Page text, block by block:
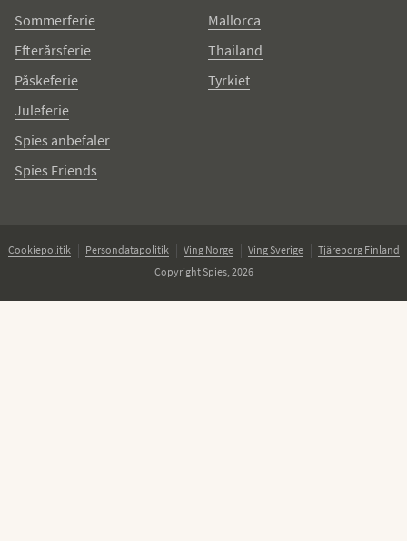
Sommerferie
Efterårsferie
Påskeferie
Juleferie
Spies anbefaler
Spies Friends
Mallorca
Thailand
Tyrkiet
Cookiepolitik Persondatapolitik Ving Norge Ving Sverige
Tjäreborg Finland
Copyright Spies, 2026